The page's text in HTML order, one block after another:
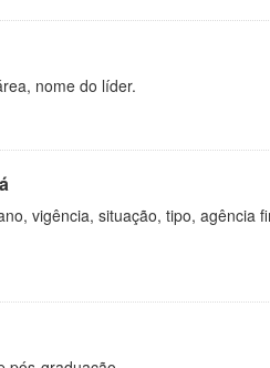
nome do líder.
vigência, situação, tipo, agência